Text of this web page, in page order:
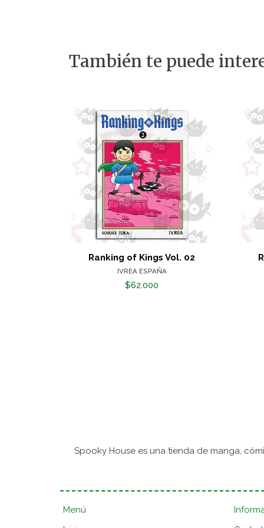
También te puede
Ranking of Kings Vol. 02
IVREA ESPAÑA
$62.000
Spooky House es una tienda de manga,
Menú